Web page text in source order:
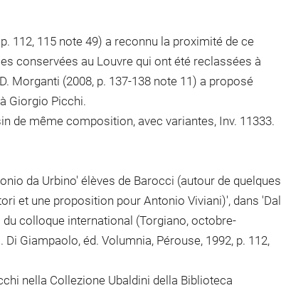
112, 115 note 49) a reconnu la proximité de ce
conservées au Louvre qui ont été reclassées à
Morganti (2008, p. 137-138 note 11) a proposé
Giorgio Picchi.
de même composition, avec variantes, Inv. 11333.
da Urbino' élèves de Barocci (autour de quelques
et une proposition pour Antonio Viviani)', dans 'Dal
colloque international (Torgiano, octobre-
Giampaolo, éd. Volumnia, Pérouse, 1992, p. 112,
nella Collezione Ubaldini della Biblioteca